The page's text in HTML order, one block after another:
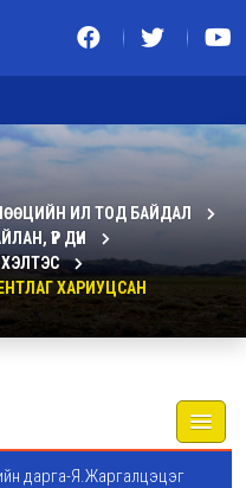
ИЛ ТОД БАЙДАЛ
ҮР ДҮН
ХАРИУЦСАН
дарга-Я.Жаргалцэцэг